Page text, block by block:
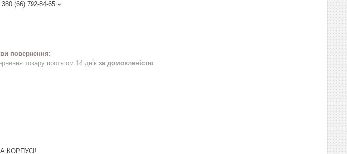
(66) 792-84-65
товару протягом 14 днів за домовленістю
КОРПУСІ!